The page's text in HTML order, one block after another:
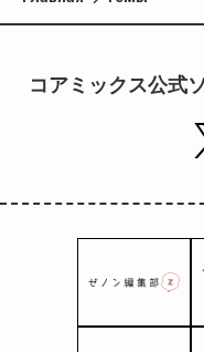
コアミックス公式